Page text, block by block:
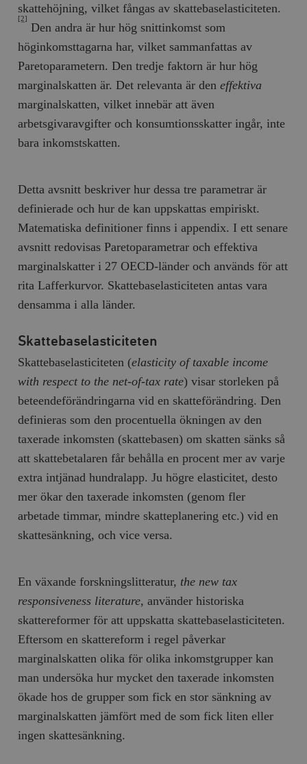
skattehöjning, vilket fångas av skattebaselasticiteten.
[2]
Den andra är hur hög snittinkomst som
höginkomsttagarna har, vilket sammanfattas av
Paretoparametern. Den tredje faktorn är hur hög
marginalskatten är. Det relevanta är deneffektiva
marginalskatten, vilket innebär att även
arbetsgivaravgifter och konsumtionsskatter ingår, inte
bara inkomstskatten.
Detta avsnitt beskriver hur dessa tre parametrar är
definierade och hur de kan uppskattas empiriskt.
Matematiska definitioner finns i appendix. I ett senare
avsnitt redovisas Paretoparametrar och effektiva
marginalskatter i 27 OECD-länder och används för att
rita Lafferkurvor. Skattebaselasticiteten antas vara
densamma i alla länder.
Skattebaselasticiteten
Skattebaselasticiteten (elasticity of taxable income
with respect to the net-of-tax rate) visar storleken på
beteendeförändringarna vid en skatteförändring. Den
definieras som den procentuella ökningen av den
taxerade inkomsten (skattebasen) om skatten sänks så
att skattebetalaren får behålla en procent mer av varje
extra intjänad hundralapp. Ju högre elasticitet, desto
mer ökar den taxerade inkomsten (genom fler
arbetade timmar, mindre skatteplanering etc.) vid en
skattesänkning, och vice versa.
En växande forskningslitteratur, the new tax
responsiveness literature, använder historiska
skattereformer för att uppskatta skattebaselasticiteten.
Eftersom en skattereform i regel påverkar
marginalskatten olika för olika inkomstgrupper kan
man undersöka hur mycket den taxerade inkomsten
ökade hos de grupper som fick en stor sänkning av
marginalskatten jämfört med de som fick liten eller
ingen skattesänkning.